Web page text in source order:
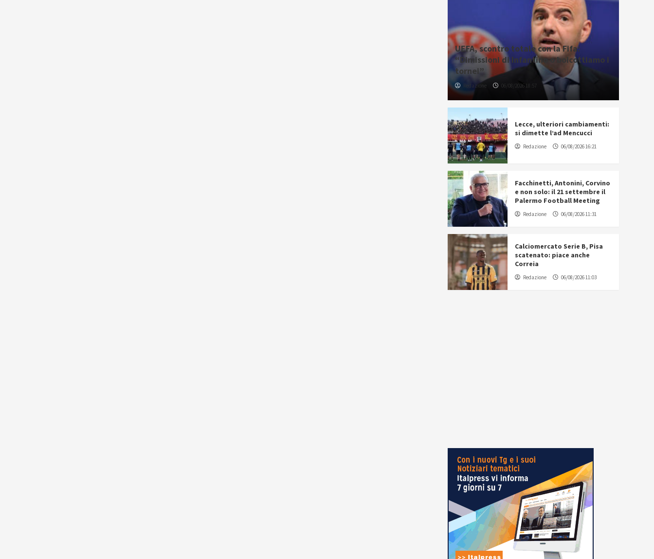
UEFA, scontro totale con la Fifa:
“Dimissioni di Infantino o boicottiamo i
tornei”
Redazione 06/08/2026 18:57
Lecce, ulteriori cambiamenti:
si dimette l’ad Mencucci
Redazione 06/08/2026 16:21
Facchinetti, Antonini, Corvino
e non solo: il 21 settembre il
Palermo Football Meeting
Redazione 06/08/2026 11:31
Calciomercato Serie B, Pisa
scatenato: piace anche
Correia
Redazione 06/08/2026 11:03